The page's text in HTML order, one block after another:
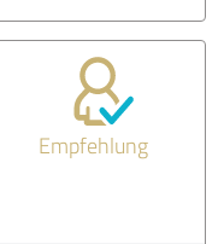
Empfehlung